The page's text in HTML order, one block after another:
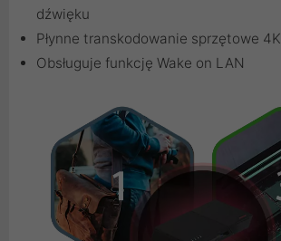
dźwięku
Płynne transkodowanie sprzętowe 4K
Obsługuje funkcję Wake on LAN